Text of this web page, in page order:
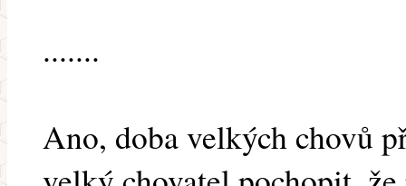
.......
Ano, doba velkých chovů